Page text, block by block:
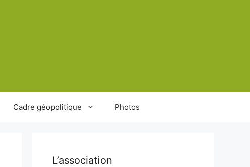
Cadre géopolitique Photos
L’association